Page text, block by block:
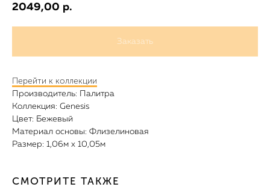
2049,00 р.
Заказать
Перейти к коллекции
Производитель: Палитра
Коллекция: Genesis
Цвет: Бежевый
Материал основы: Флизелиновая
Размер: 1,06м х 10,05м
СМОТРИТЕ ТАКЖЕ